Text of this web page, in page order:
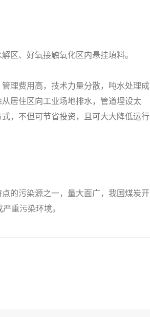
、好氧接触氧化区内悬挂填料。
理费用高，技术力量分散，吨水处理成
居住区向工业场地排水，管道埋设太
，不但可节省投资，且可大大降低运行
的污染源之一，量大面广，我国煤炭开
重污染环境。